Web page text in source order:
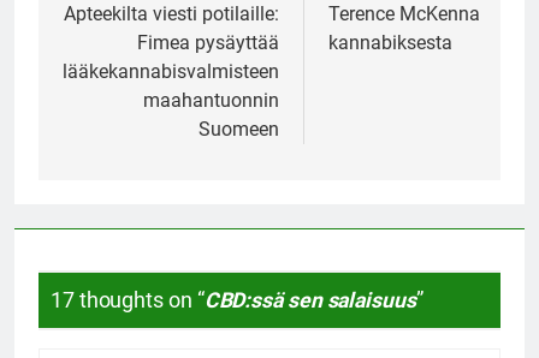
navigation
Apteekilta viesti potilaille:
Fimea pysäyttää
lääkekannabisvalmisteen
maahantuonnin
Suomeen
Terence McKenna
kannabiksesta
17 thoughts on “CBD:ssä sen salaisuus”